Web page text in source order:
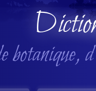
botanique,